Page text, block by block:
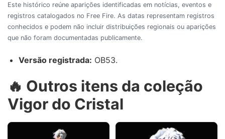
Este histórico reúne aparições identificadas em notícias, eventos e
registros catalogados no Free Fire. As datas representam registros
conhecidos e podem não incluir distribuições regionais ou aparições
que não foram documentadas publicamente.
Versão registrada: OB53.
🔥 Outros itens da coleção
Vigor do Cristal